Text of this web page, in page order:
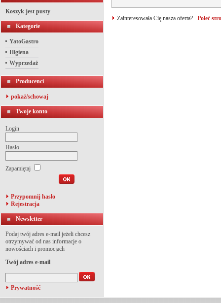
Koszyk jest pusty
Kategorie
YatoGastro
Higiena
Wyprzedaż
Producenci
pokaż/schowaj
Twoje konto
Login
Hasło
Zapamiętaj
Przypomnij hasło
Rejestracja
Newsletter
Podaj twój adres e-mail jeżeli chcesz
otrzymywać od nas informacje o
nowościach i promocjach
Twój adres e-mail
Prywatność
Zainteresowała Cię nasza oferta? Poleć